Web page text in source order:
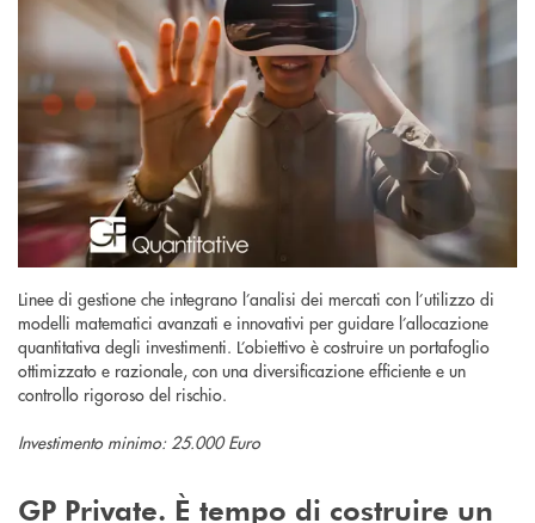
Linee di gestione che integrano l’analisi dei mercati con l’utilizzo di
modelli matematici avanzati e innovativi per guidare l’allocazione
quantitativa degli investimenti. L’obiettivo è costruire un portafoglio
ottimizzato e razionale, con una diversificazione efficiente e un
controllo rigoroso del rischio.
Investimento minimo: 25.000 Euro
GP Private. È tempo di costruire un